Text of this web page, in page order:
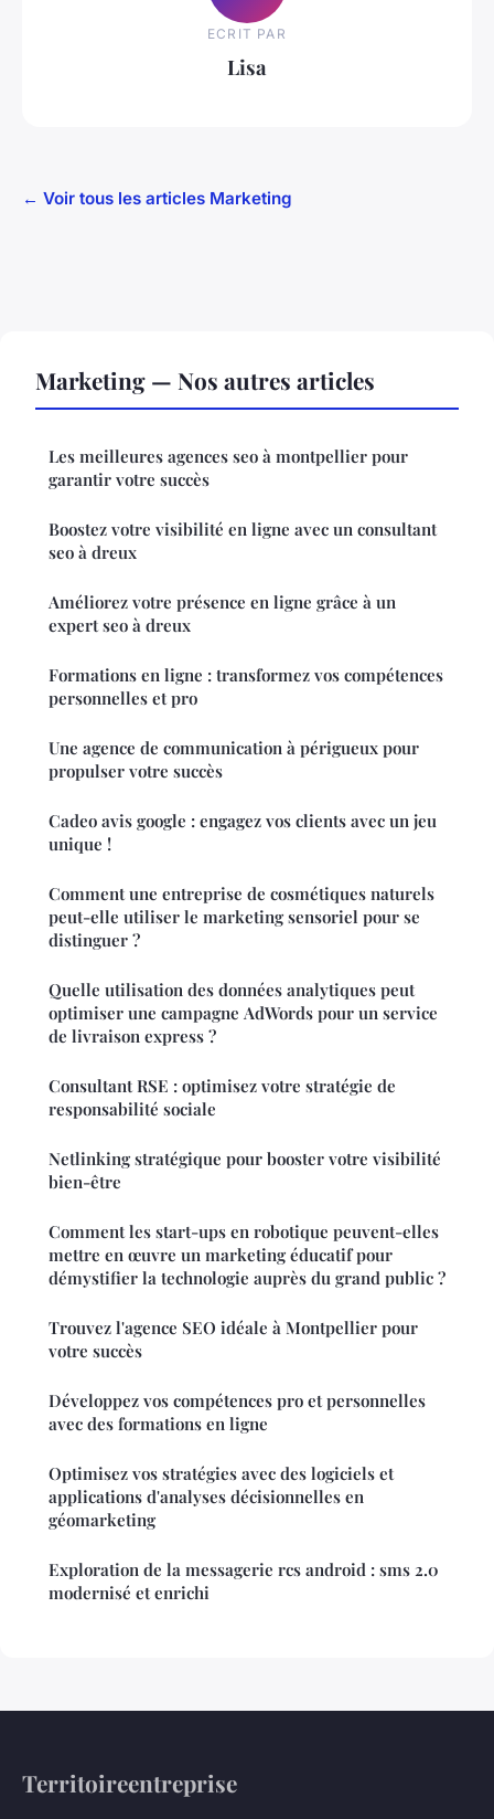
ECRIT PAR
Lisa
← Voir tous les articles Marketing
Marketing — Nos autres articles
Les meilleures agences seo à montpellier pour
garantir votre succès
Boostez votre visibilité en ligne avec un consultant
seo à dreux
Améliorez votre présence en ligne grâce à un
expert seo à dreux
Formations en ligne : transformez vos compétences
personnelles et pro
Une agence de communication à périgueux pour
propulser votre succès
Cadeo avis google : engagez vos clients avec un jeu
unique !
Comment une entreprise de cosmétiques naturels
peut-elle utiliser le marketing sensoriel pour se
distinguer ?
Quelle utilisation des données analytiques peut
optimiser une campagne AdWords pour un service
de livraison express ?
Consultant RSE : optimisez votre stratégie de
responsabilité sociale
Netlinking stratégique pour booster votre visibilité
bien-être
Comment les start-ups en robotique peuvent-elles
mettre en œuvre un marketing éducatif pour
démystifier la technologie auprès du grand public ?
Trouvez l'agence SEO idéale à Montpellier pour
votre succès
Développez vos compétences pro et personnelles
avec des formations en ligne
Optimisez vos stratégies avec des logiciels et
applications d'analyses décisionnelles en
géomarketing
Exploration de la messagerie rcs android : sms 2.0
modernisé et enrichi
Territoireentreprise